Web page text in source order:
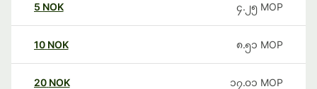
5 NOK ၄.၂၅ MOP
10 NOK ၈.၅၁ MOP
20 NOK ၁၇.၀၁ MOP